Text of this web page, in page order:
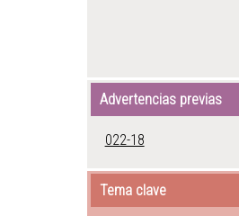
Advertencias previas
022-18
Tema clave